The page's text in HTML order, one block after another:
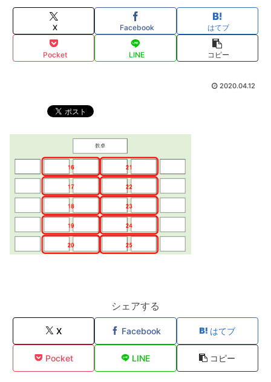
X Facebook はてブ
Pocket LINE コピー
2020.04.12
シェアする
X Facebook はてブ
Pocket LINE コピー